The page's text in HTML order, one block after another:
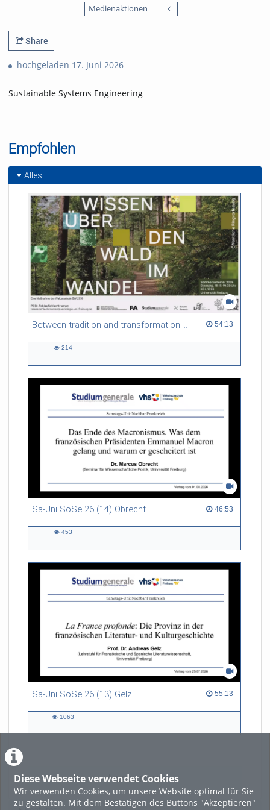
Diese Webseite verwendet Cookies
Wir verwenden Cookies, um unsere Website optimal für Sie
zu gestalten. Mit dem Bestätigen des Buttons "Akzeptieren"
Medienaktionen
Share
hochgeladen 17. Juni 2026
Sustainable Systems Engineering
Empfohlen
Alles
Between tradition and transformation: how owners, advisers and institutions co-create knowledge for resilient forests in Europe 54:13
54:13 duration
214
Sa-Uni SoSe 26 (14) Obrecht 46:53
46:53 duration
453
Sa-Uni SoSe 26 (13) Gelz 55:13
55:13 duration
1063
LADE MEHR